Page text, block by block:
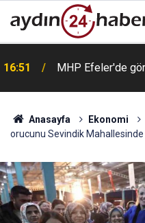
16:51 MHP Efeler'de
Anasayfa Ekonomi
orucunu Sevindik Mahallesinde